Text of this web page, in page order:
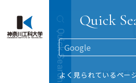
Quick Search
Quick
よく見られているペー
TOP